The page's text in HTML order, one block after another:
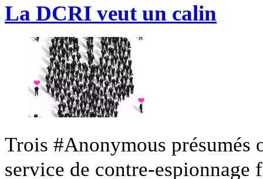
La DCRI veut un calin
Trois #Anonymous présumés
service de contre-espionnage